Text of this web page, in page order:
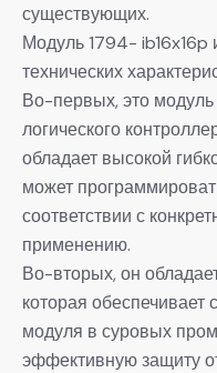
существующих.
Модуль 1794-
технических
Во-первых, это
логического
обладает высокой
может
соответствии с
применению.
Во-вторых, он
которая
модуля в суровых
эффективную защиту